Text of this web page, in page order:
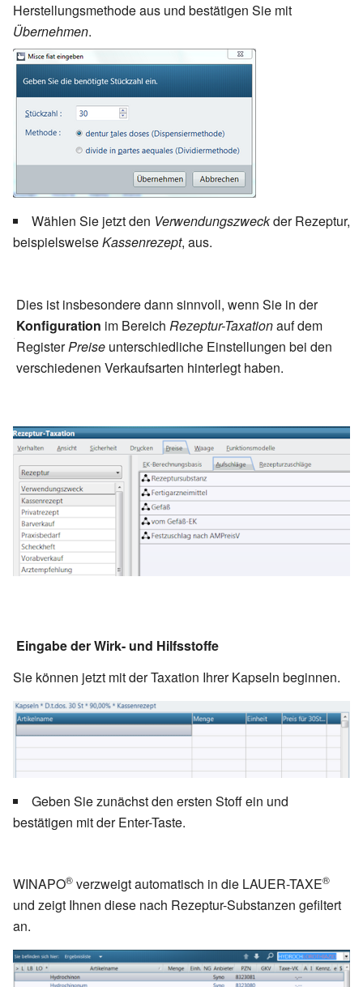
Herstellungsmethode aus und bestätigen Sie mit
Übernehmen.
Wählen Sie jetzt den Verwendungszweckder Rezeptur,
beispielsweiseKassenrezept, aus.
Dies ist insbesondere dann sinnvoll, wenn Sie in der
Konfiguration im Bereich Rezeptur-Taxationauf dem
RegisterPreise unterschiedliche Einstellungen bei den
verschiedenen Verkaufsarten hinterlegt haben.
Eingabe der Wirk- und Hilfsstoffe
Sie können jetzt mit der Taxation Ihrer Kapseln beginnen.
Geben Sie zunächst den ersten Stoff ein und
bestätigen mit der Enter-Taste.
WINAPO® verzweigt automatisch in die LAUER-TAXE®
und zeigt Ihnen diese nach Rezeptur-Substanzen gefiltert
an.